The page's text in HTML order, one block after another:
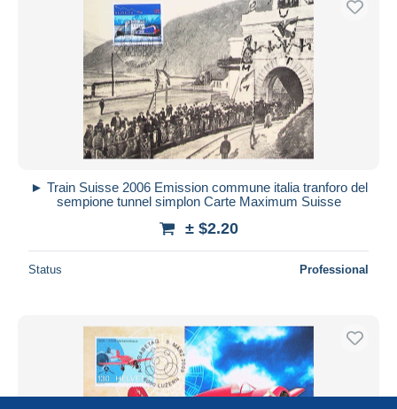
► Train Suisse 2006 Emission commune italia tranforo del
sempione tunnel simplon Carte Maximum Suisse
± $2.20
Status Professional